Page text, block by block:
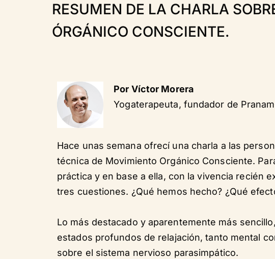
RESUMEN DE LA CHARLA
ÓRGÁNICO CONSCIENTE.
Por Víctor Morera
Yogaterapeuta, fundador de
Hace unas semana ofrecí una charla a las
técnica de Movimiento Orgánico Consciente.
práctica y en base a ella, con la vivencia recién
tres cuestiones. ¿Qué hemos hecho? ¿Qué
Lo más destacado y aparentemente más
estados profundos de relajación, tanto mental
sobre el sistema nervioso parasimpático.